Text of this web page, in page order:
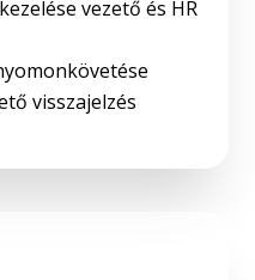
vezető és HR
visszajelzés